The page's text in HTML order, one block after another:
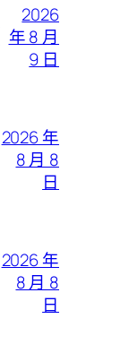
2026
年 8 月
9 日
2026 年
8 月 8
日
2026 年
8 月 8
日